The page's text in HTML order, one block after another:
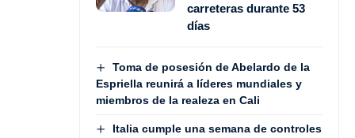
carreteras durante 53
días
Toma de posesión de Abelardo de la
Espriella reunirá a líderes mundiales y
miembros de la realeza en Cali
Italia cumple una semana de controles